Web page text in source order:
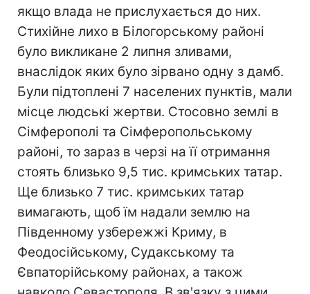
якщо влада не прислухається до них.
Стихійне лихо в Білогорському районі
було викликане 2 липня зливами,
внаслідок яких було зірвано одну з дамб.
Були підтоплені 7 населених пунктів, мали
місце людські жертви. Стосовно землі в
Сімферополі та Сімферопольському
районі, то зараз в черзі на її отримання
стоять близько 9,5 тис. кримських татар.
Ще близько 7 тис. кримських татар
вимагають, щоб їм надали землю на
Південному узбережжі Криму, в
Феодосійському, Судакському та
Євпаторійському районах, а також